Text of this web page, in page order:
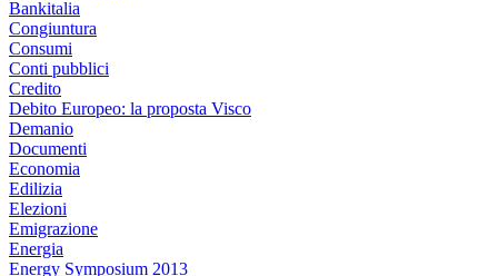
Bankitalia
Congiuntura
Consumi
Conti pubblici
Credito
Debito Europeo: la proposta Visco
Demanio
Documenti
Economia
Edilizia
Elezioni
Emigrazione
Energia
Energy Symposium 2013